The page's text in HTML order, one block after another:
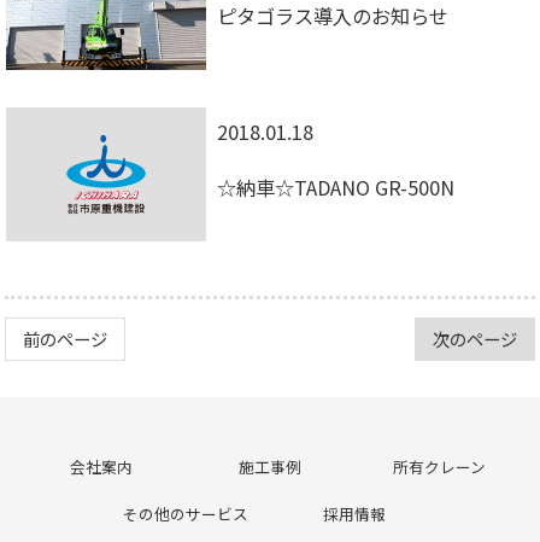
ピタゴラス導入のお知らせ
2018.01.18
☆納車☆TADANO GR-500N
前のページ 次のページ
会社案内 施工事例 所有クレーン
その他のサービス 採用情報